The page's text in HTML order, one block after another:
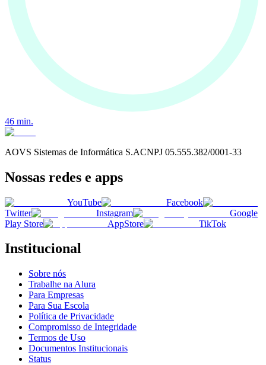
46 min.
AOVS Sistemas de Informática S.ACNPJ 05.555.382/0001-33
Nossas redes e apps
YouTube
Facebook
Twitter
Instagram
Google
Play Store
AppStore TikTok
Institucional
Sobre nós
Trabalhe na Alura
Para Empresas
Para Sua Escola
Política de Privacidade
Compromisso de Integridade
Termos de Uso
Documentos Institucionais
Status